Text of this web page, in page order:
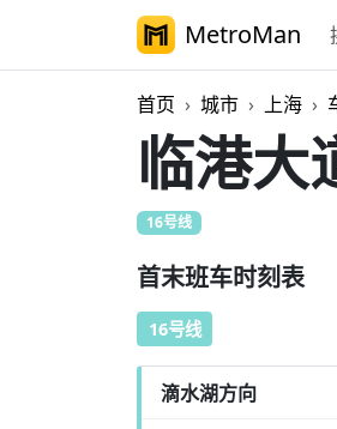
MetroMan
首页 城市 上海
临港大
16号线
首末班车时刻表
16号线
滴水湖方向